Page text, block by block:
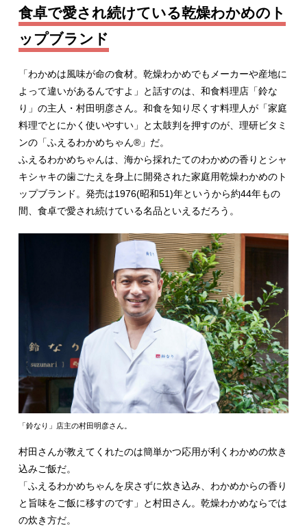
食卓で愛され続けている乾燥わかめのト
ップブランド
「わかめは風味が命の食材。乾燥わかめでもメーカーや産地に
よって違いがあるんですよ」と話すのは、和食料理店「鈴な
り」の主人・村田明彦さん。和食を知り尽くす料理人が「家庭
料理でとにかく使いやすい」と太鼓判を押すのが、理研ビタミ
ンの「ふえるわかめちゃん®」だ。
ふえるわかめちゃんは、海から採れたてのわかめの香りとシャ
キシャキの歯ごたえを身上に開発された家庭用乾燥わかめのト
ップブランド。発売は1976(昭和51)年というから約44年もの
間、食卓で愛され続けている名品といえるだろう。
「鈴なり」店主の村田明彦さん。
村田さんが教えてくれたのは簡単かつ応用が利くわかめの炊き
込みご飯だ。
「ふえるわかめちゃんを戻さずに炊き込み、わかめからの香り
と旨味をご飯に移すのです」と村田さん。乾燥わかめならでは
の炊き方だ。